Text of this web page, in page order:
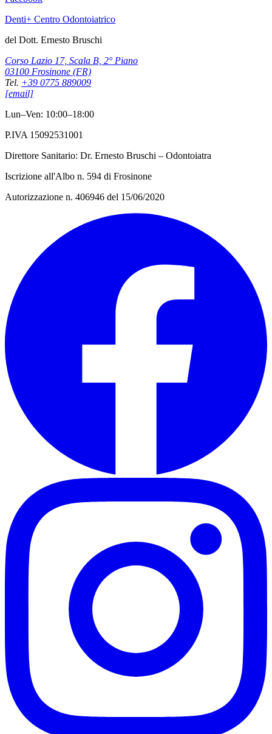
Denti+ Centro Odontoiatrico
del Dott. Ernesto Bruschi
Corso Lazio 17, Scala B, 2° Piano
03100 Frosinone (FR)
Tel. +39 0775 889009
[email]
Lun–Ven: 10:00–18:00
P.IVA 15092531001
Direttore Sanitario: Dr. Ernesto Bruschi – Odontoiatra
Iscrizione all'Albo n. 594 di Frosinone
Autorizzazione n. 406946 del 15/06/2020